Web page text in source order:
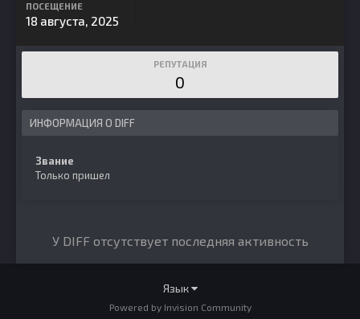
ПОСЕЩЕНИЕ
18 августа, 2025
РЕПУТАЦИЯ
0
ИНФОРМАЦИЯ О DIFF
Звание
Только пришел
У DIFF отсутствует последняя активность
Язык
Powered by Invision Community